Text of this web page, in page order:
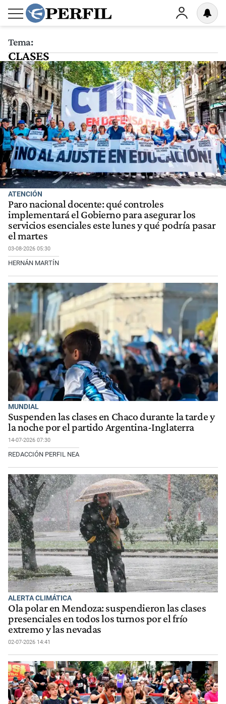
Tema:
CLASES
ATENCIÓN
Paro nacional docente: qué controles
implementará el Gobierno para asegurar los
servicios esenciales este lunes y qué podría pasar
el martes
03-08-2026 05:30
HERNÁN MARTÍN
MUNDIAL
Suspenden las clases en Chaco durante la tarde y
la noche por el partido Argentina-Inglaterra
14-07-2026 07:30
REDACCIÓN PERFIL NEA
ALERTA CLIMÁTICA
Ola polar en Mendoza: suspendieron las clases
presenciales en todos los turnos por el frío
extremo y las nevadas
02-07-2026 14:41